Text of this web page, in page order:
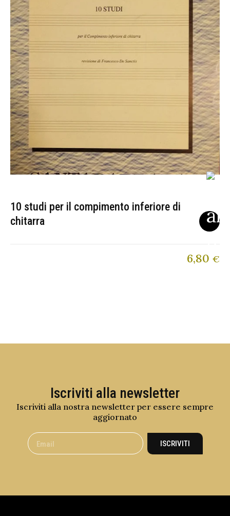
10 studi per il compimento inferiore di
chitarra
6,80 €
Iscriviti alla newsletter
Iscriviti alla nostra newsletter per essere sempre
aggiornato
ISCRIVITI